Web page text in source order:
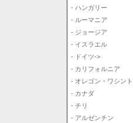
- ハンガリー
- ルーマニア
- ジョージア
- イスラエル
- ドイツ->
- カリフォルニア
- オレゴン・ワシン
- カナダ
- チリ
- アルゼンチン